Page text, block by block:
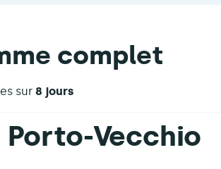
complet
sur 8 jours
Porto-Vecchio